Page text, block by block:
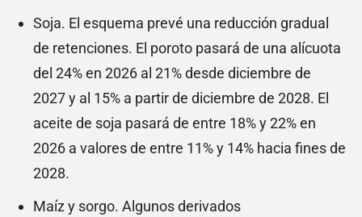
Soja. El esquema prevé una reducción gradual
de retenciones. El poroto pasará de una alícuota
del 24% en 2026 al 21% desde diciembre de
2027 y al 15% a partir de diciembre de 2028. El
aceite de soja pasará de entre 18% y 22% en
2026 a valores de entre 11% y 14% hacia fines de
2028.
Maíz y sorgo. Algunos derivados